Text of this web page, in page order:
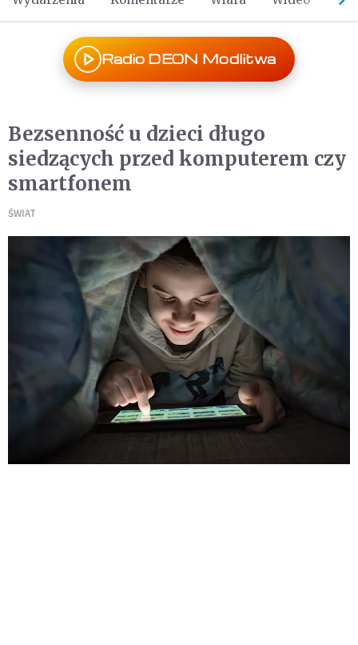
Radio DEON Modlitwa
Bezsenność u dzieci długo
siedzących przed komputerem czy
smartfonem
ŚWIAT